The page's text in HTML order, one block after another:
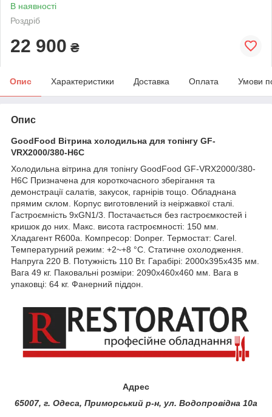
В наявності
Роздріб
22 900 ₴
Опис Характеристики Доставка Оплата Умови
Опис
GoodFood Вітрина холодильна для топінгу GF-
VRX2000/380-H6C
Холодильна вітрина для топінгу GoodFood GF-VRX2000/380-
H6C Призначена для короткочасного зберігання та
демонстрації салатів, закусок, гарнірів тощо. Обладнана
прямим склом. Корпус виготовлений із неіржавкої сталі.
Гастроємність 9хGN1/3. Постачається без гастроємкостей і
кришок до них. Макс. висота гастроємності: 150 мм.
Хладагент R600a. Компресор: Donper. Термостат: Carel.
Температурний режим: +2~+8 °C. Статичне охолодження.
Напруга 220 В. Потужність 110 Вт. Гарабірі: 2000х395х435 мм.
Вага 49 кг. Паковальні розміри: 2090х460х460 мм. Вага в
упаковці: 64 кг. Фанерний піддон.
Адрес
65007, г. Одеса, Приморський р-н, ул. Водопровідна 10а